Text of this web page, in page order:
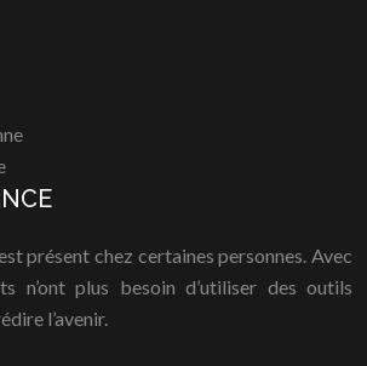
présent chez certaines personnes. Avec
n’ont plus besoin d’utiliser des outils
l’avenir.